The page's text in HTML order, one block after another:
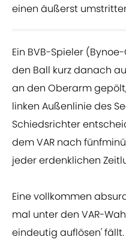
einen äußerst
Ein BVB-Spieler
den Ball kurz danach
an den Oberarm
linken Außenlinie des
Schiedsrichter
dem VAR nach
jeder erdenklichen
Eine vollkommen
mal unter den VAR-
eindeutig auflösen'